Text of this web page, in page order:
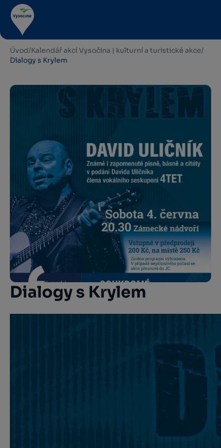
Úvod/Kalendář akcí Vysočina | kulturní a turistické akce/
Dialogy s Krylem
Dialogy s Krylem